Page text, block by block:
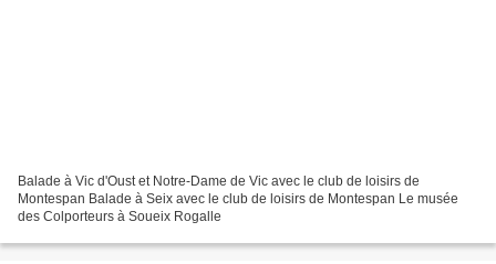
Balade à Vic d'Oust et Notre-Dame de Vic avec le club de loisirs de
Montespan Balade à Seix avec le club de loisirs de Montespan Le musée
des Colporteurs à Soueix Rogalle